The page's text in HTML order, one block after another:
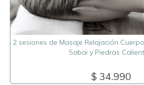
2 sesiones de Masaje Relajación
Sabai y Piedras
$ 34.990